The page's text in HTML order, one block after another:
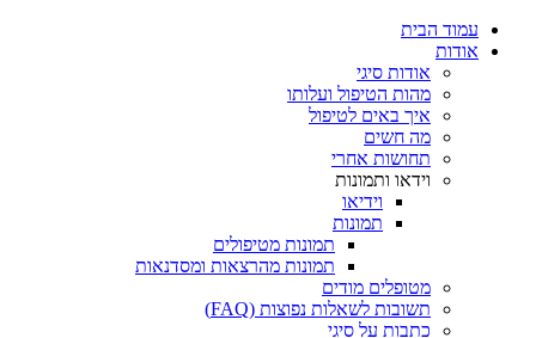
עמוד הבית
אודות
אודות סיגי
מהות הטיפול ועלותו
איך באים לטיפול
מה חשים
תחושות אחרי
וידאו ותמונות
וידיאו
תמונות
תמונות מטיפולים
תמונות מהרצאות ומסדנאות
מטופלים מודים
תשובות לשאלות נפוצות (FAQ)
כתבות על סיגי